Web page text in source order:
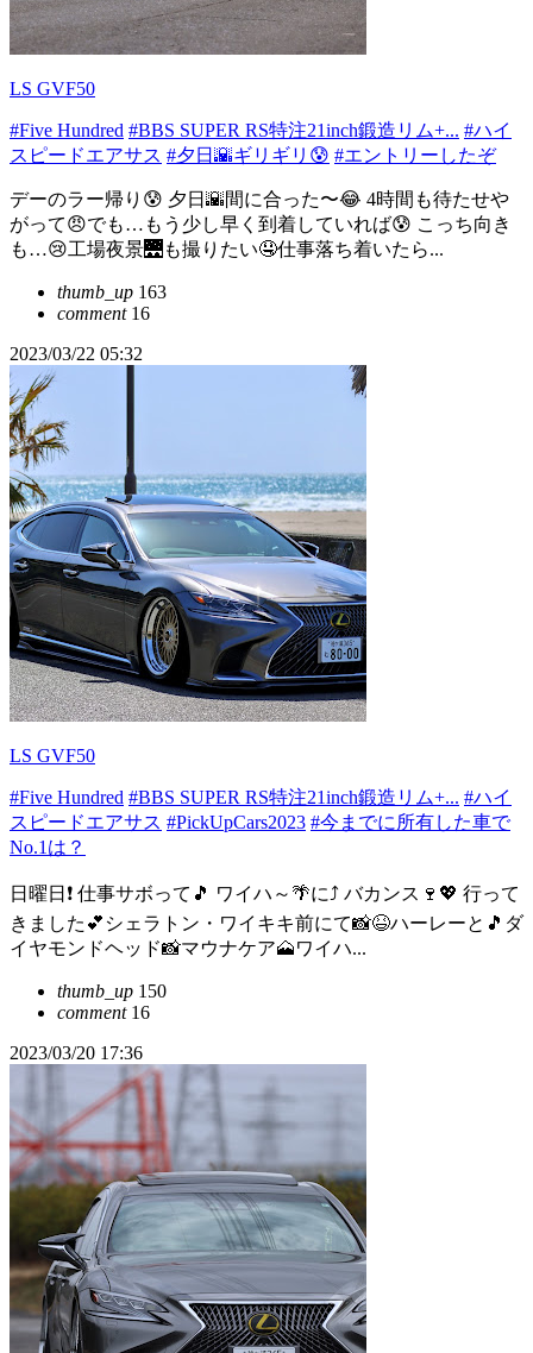
LS GVF50
#Five Hundred #BBS SUPER RS特注21inch鍛造リム+... #ハイ
スピードエアサス #夕日🌇ギリギリ😰 #エントリーしたぞ
デーのラー帰り😰 夕日🌇間に合った〜😂 4時間も待たせや
がって😠でも…もう少し早く到着していれば😰 こっち向き
も…😢工場夜景🌉も撮りたい🤤仕事落ち着いたら...
thumb_up 163
comment16
2023/03/22 05:32
LS GVF50
#Five Hundred #BBS SUPER RS特注21inch鍛造リム+... #ハイ
スピードエアサス #PickUpCars2023 #今までに所有した車で
No.1は？
日曜日❗ 仕事サボって🎵 ワイハ～🌴に⤴️ バカンス🍷💖 行って
きました💕シェラトン・ワイキキ前にて📸😆ハーレーと🎵ダ
イヤモンドヘッド📸マウナケア🗻ワイハ...
thumb_up 150
comment16
2023/03/20 17:36